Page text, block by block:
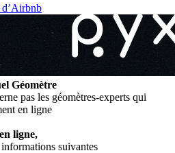
d’Airbnb
Géomètre
pas les géomètres-experts qui
en ligne
ligne,
suivantes